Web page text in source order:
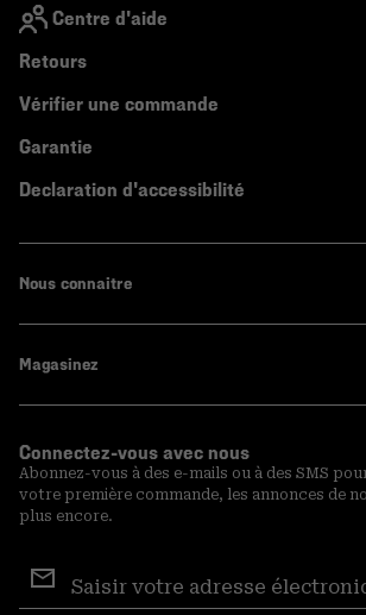
Centre d'aide
Retours
Vérifier une commande
Garantie
Declaration d'accessibilité
Nous connaitre
Magasinez
Connectez-vous avec nous
Abonnez-vous à des e-mails ou à des SMS
votre première commande, les annonces de
plus encore.
aux
courriels